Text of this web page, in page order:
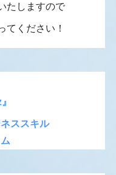
たしますので
てください！
ススキル